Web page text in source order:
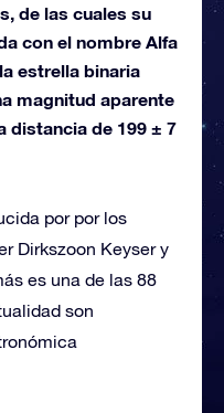
de las cuales su
con el nombre Alfa
estrella binaria
magnitud aparente
distancia de 199 ± 7
por por los
Dirkszoon Keyser y
es una de las 88
son